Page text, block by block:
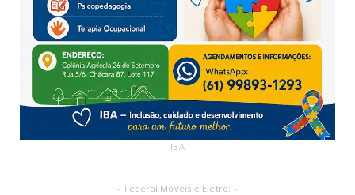
IBA
- Federal Móveis e Eletro: -